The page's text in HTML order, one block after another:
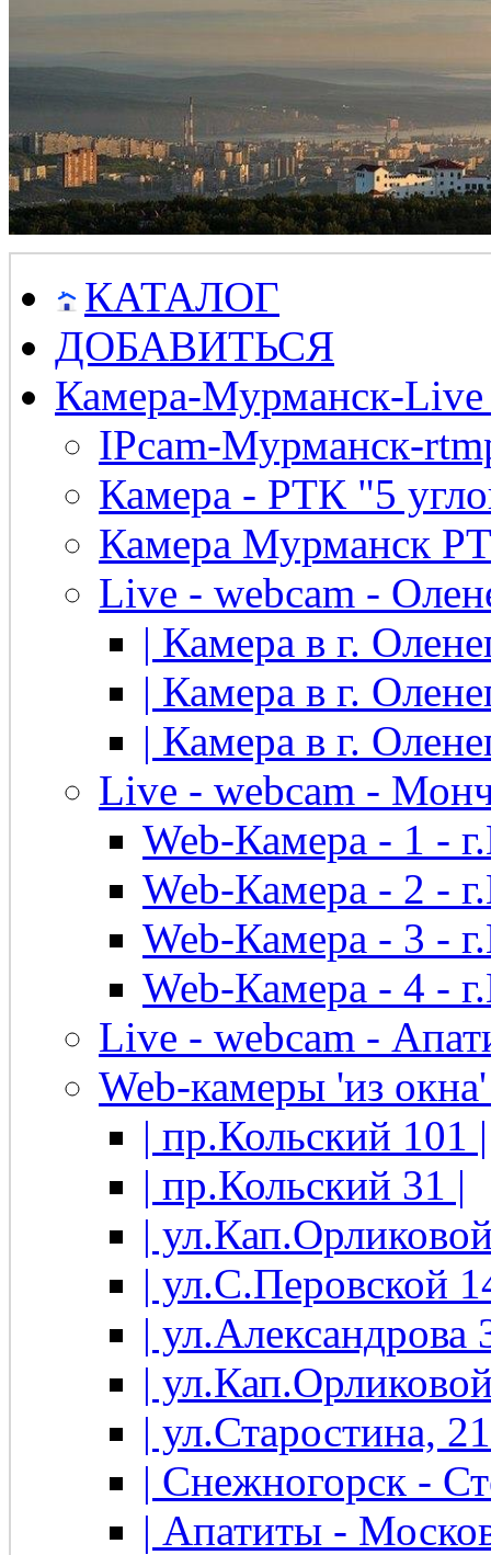
КАТАЛОГ
ДОБАВИТЬСЯ
Камера-Мурманск-
IPcam-Мурманск-
Камера - РТК "5
Камера Мурманск
Live - webcam -
| Камера в г.
| Камера в г.
| Камера в г.
Live - webcam -
Web-Камера - 1 -
Web-Камера - 2 -
Web-Камера - 3 -
Web-Камера - 4 -
Live - webcam -
Web-камеры 'из
| пр.Кольский 101 |
| пр.Кольский 31 |
|
| ул.С.Перовской
| ул.Александрова
|
| ул.Старостина,
| Снежногорск -
| Апатиты -